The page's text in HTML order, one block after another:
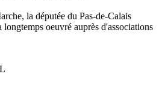
la députée du Pas-de-Calais
oeuvré auprès d'associations